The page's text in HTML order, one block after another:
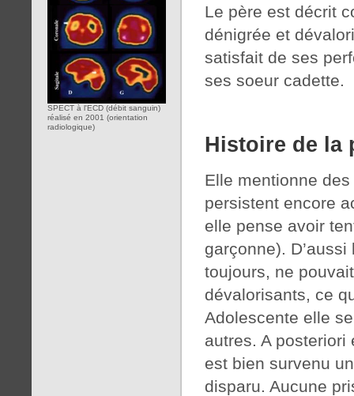
SPECT à l'ECD (débit sanguin)
réalisé en 2001 (orientation
radiologique)
Le père est décrit
dénigrée et
satisfait de ses
ses soeur cadette.
Histoire de la
Elle mentionne
persistent encore
elle pense avoir
garçonne).
toujours, ne
dévalorisants, ce
Adolescente elle
autres. A posteriori
est bien survenu
disparu. Aucune